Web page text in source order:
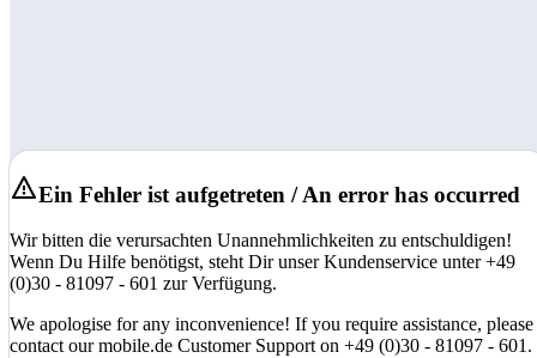
Ein Fehler ist aufgetreten / An error has occurred
Wir bitten die verursachten Unannehmlichkeiten zu entschuldigen!
Wenn Du Hilfe benötigst, steht Dir unser Kundenservice unter +49
(0)30 - 81097 - 601 zur Verfügung.
We apologise for any inconvenience! If you require assistance, please
contact our mobile.de Customer Support on +49 (0)30 - 81097 - 601.